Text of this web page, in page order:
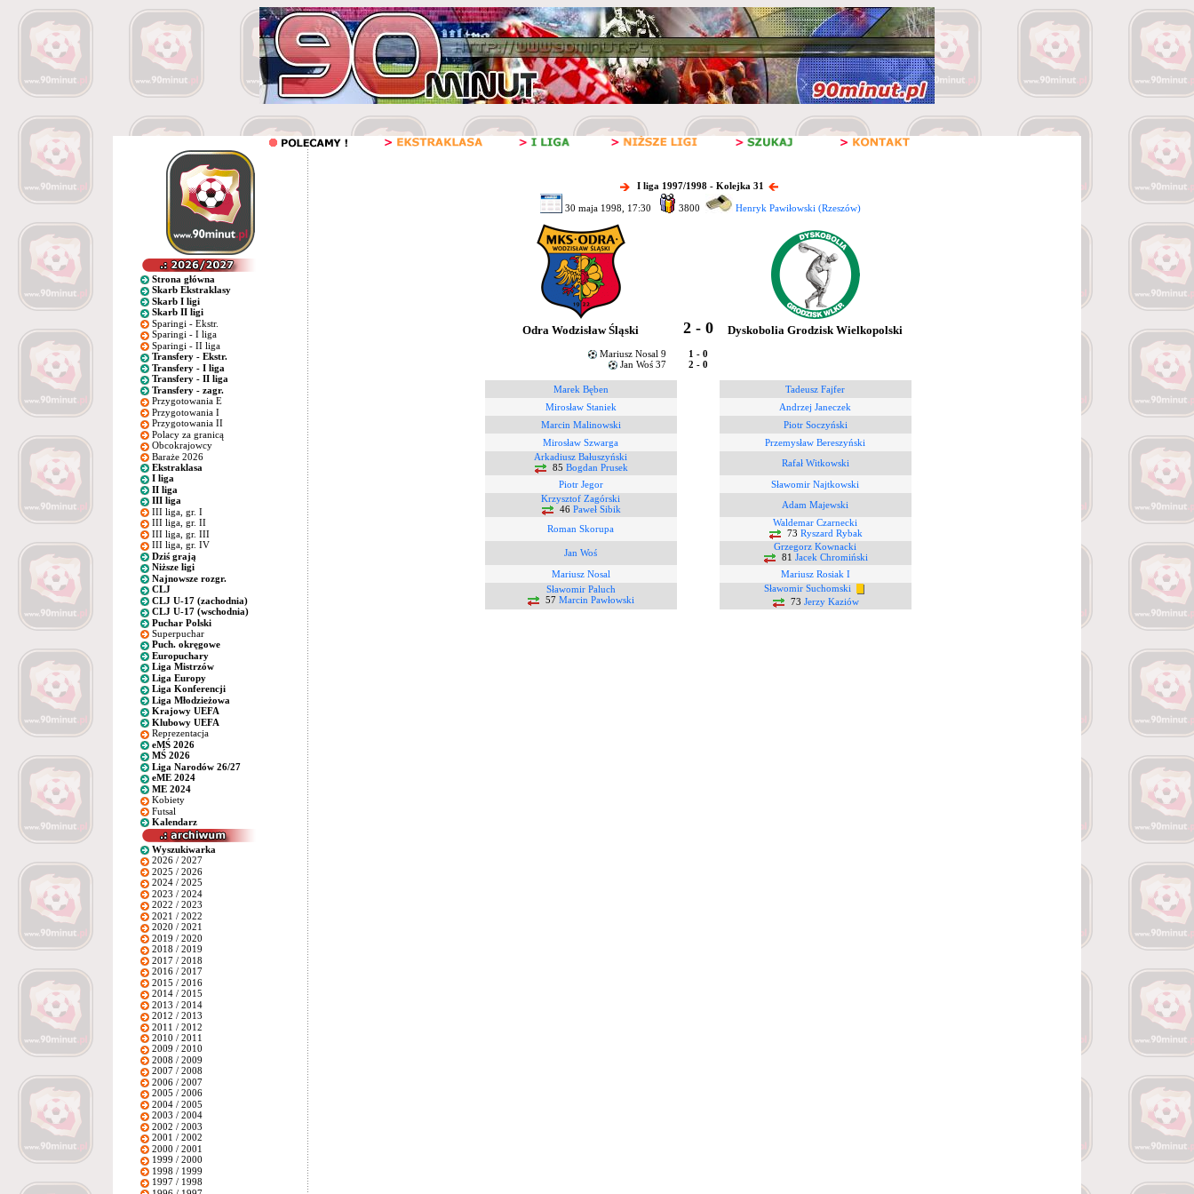
Strona główna
Skarb Ekstraklasy
Skarb I ligi
Skarb II ligi
Sparingi - Ekstr.
Sparingi - I liga
Sparingi - II liga
Transfery - Ekstr.
Transfery - I liga
Transfery - II liga
Transfery - zagr.
Przygotowania E
Przygotowania I
Przygotowania II
Polacy za granicą
Obcokrajowcy
Baraże 2026
Ekstraklasa
I liga
II liga
III liga
III liga, gr. I
III liga, gr. II
III liga, gr. III
III liga, gr. IV
Dziś grają
Niższe ligi
Najnowsze rozgr.
CLJ
CLJ U-17 (zachodnia)
CLJ U-17 (wschodnia)
Puchar Polski
Superpuchar
Puch. okręgowe
Europuchary
Liga Mistrzów
Liga Europy
Liga Konferencji
Liga Młodzieżowa
Krajowy UEFA
Klubowy UEFA
Reprezentacja
eMŚ 2026
MŚ 2026
Liga Narodów 26/27
eME 2024
ME 2024
Kobiety
Futsal
Kalendarz
Wyszukiwarka
2026 / 2027
2025 / 2026
2024 / 2025
2023 / 2024
2022 / 2023
2021 / 2022
2020 / 2021
2019 / 2020
2018 / 2019
2017 / 2018
2016 / 2017
2015 / 2016
2014 / 2015
2013 / 2014
2012 / 2013
2011 / 2012
2010 / 2011
2009 / 2010
2008 / 2009
2007 / 2008
2006 / 2007
2005 / 2006
2004 / 2005
2003 / 2004
2002 / 2003
2001 / 2002
2000 / 2001
1999 / 2000
1998 / 1999
1997 / 1998
I liga 1997/1998 - Kolejka 31
30 maja 1998, 17:30 3800 Henryk Pawiłowski (Rzeszów)
Odra Wodzisław Śląski 2 - 0 Dyskobolia Grodzisk Wielkopolski
Mariusz Nosal 9
1 - 0
Jan Woś 37
2 - 0
Marek Bęben
Tadeusz Fajfer
Mirosław Staniek
Andrzej Janeczek
Marcin Malinowski
Piotr Soczyński
Mirosław Szwarga
Przemysław Bereszyński
Arkadiusz Bałuszyński
85 Bogdan Prusek
Rafał Witkowski
Piotr Jegor
Sławomir Najtkowski
Krzysztof Zagórski
46 Paweł Sibik Adam Majewski
Roman Skorupa
Waldemar Czarnecki
73 Ryszard Rybak
Jan Woś
Grzegorz Kownacki
81 Jacek Chromiński
Mariusz Nosal
Mariusz Rosiak I
Sławomir Paluch
57 Marcin Pawłowski
Sławomir Suchomski
73 Jerzy Kaziów